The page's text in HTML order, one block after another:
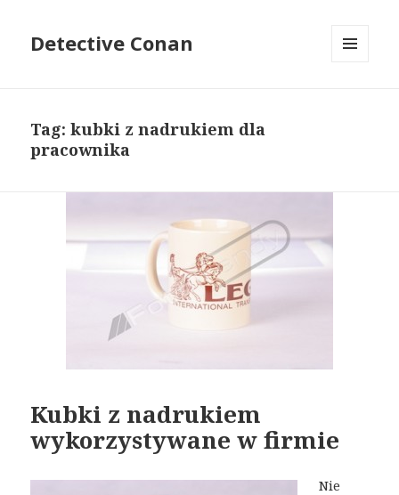
Detective Conan
Tag: kubki z nadrukiem dla
pracownika
Kubki z nadrukiem
wykorzystywane w firmie
Nie